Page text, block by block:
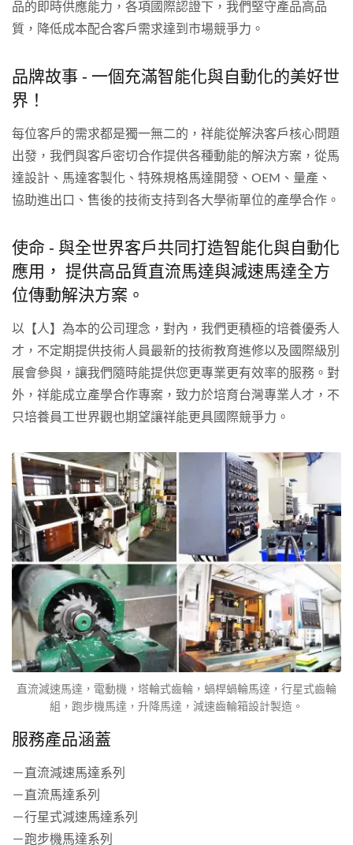
品的即時供應能力，各項國際認證下，我們堅守產品高品
質，降低成本配合客戶需求達到市場競爭力。
品牌故事 - 一個充滿智能化與自動化的美好世
界！
每位客戶的需求都是獨一無二的，祥能從解決客戶核心問題
出發，我們與客戶密切合作提供各種動能的解決方案，從馬
達設計、馬達客製化、特殊規格馬達開發、OEM、量產、
協助進出口、售後的技術支持到各大學術單位的產學合作。
使命 - 與全世界客戶共同打造智能化與自動化
應用， 提供高品質直流馬達與減速馬達全方
位傳動解決方案。
以【人】為本的公司理念，對內，我們更積極的培養優秀人
才，不定期提供技術人員最新的技術教育進修以及國際級別
展會參與，讓我們隨時能提供您更專業更有效率的服務。對
外，祥能成立產學合作專案，致力於培育台灣專業人才，不
只培養員工世界觀也期望讓祥能更具國際競爭力。
直流減速馬達，電動機，塔輪式齒輪，蝸桿蝸輪馬達，行星式齒輪
組，跑步機馬達，升降馬達，減速齒輪箱設計製造。
服務產品涵蓋
－直流減速馬達系列
－直流馬達系列
－行星式減速馬達系列
－跑步機馬達系列